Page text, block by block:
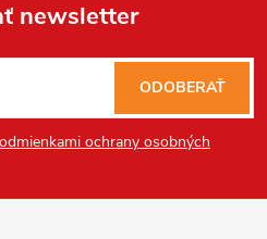
newsletter
ochrany osobných
ODOBERAŤ